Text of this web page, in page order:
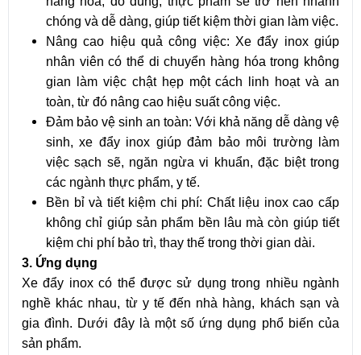
chóng và dễ dàng, giúp tiết kiệm thời gian làm việc.
Nâng cao hiệu quả công việc: Xe đẩy inox giúp
nhân viên có thể di chuyển hàng hóa trong không
gian làm việc chật hẹp một cách linh hoạt và an
toàn, từ đó nâng cao hiệu suất công việc.
Đảm bảo vệ sinh an toàn: Với khả năng dễ dàng vệ
sinh, xe đẩy inox giúp đảm bảo môi trường làm
việc sạch sẽ, ngăn ngừa vi khuẩn, đặc biệt trong
các ngành thực phẩm, y tế.
Bền bỉ và tiết kiệm chi phí: Chất liệu inox cao cấp
không chỉ giúp sản phẩm bền lâu mà còn giúp tiết
kiệm chi phí bảo trì, thay thế trong thời gian dài.
3. Ứng dụng
Xe đẩy inox có thể được sử dụng trong nhiều ngành
nghề khác nhau, từ y tế đến nhà hàng, khách sạn và
gia đình. Dưới đây là một số ứng dụng phổ biến của
sản phẩm.